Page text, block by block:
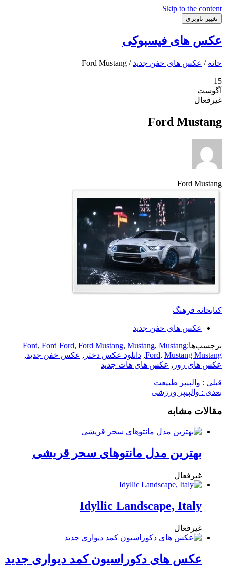
Skip to the content
تغییر ناوبری
عکس های فیسبوکی
خانه / عکس های خفن جدید / Ford Mustang
15
آگوست
غیرفعال
Ford Mustang
Ford Mustang
کتابخانه فرهنگ
عکس های خفن جدید
برچسب‌ها: Ford, Ford Ford, Ford Mustang, Mustang, Mustang
Ford, Mustang Mustang
, دانلود عکس دختر , عکس خفن جدید,
عکس های روز , عکس های هات جدید
قبلی : والپیپر طبیعت
بعدی : والپیپر ورزشی
مقالات مشابه
بهترین مدل مانتوهای سحر قریشی
غیرفعال
Idyllic Landscape, Italy
غیرفعال
عکس های دکوراسیون کمد دیواری جدید